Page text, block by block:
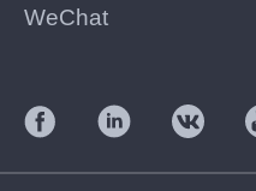
WeChat